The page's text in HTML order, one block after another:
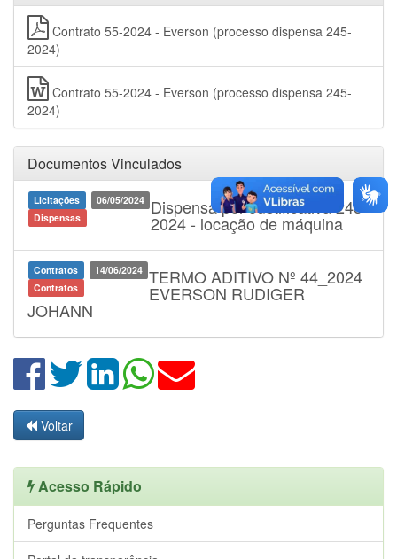
Contrato 55-2024 - Everson (processo dispensa 245-
2024)
Contrato 55-2024 - Everson (processo dispensa 245-
2024)
Documentos Vinculados
Licitações
06/05/2024
Dispensas
Dispensa por Justificativa 245-
2024 - locação de máquina
Contratos
14/06/2024
Contratos
TERMO ADITIVO Nº 44_2024
EVERSON RUDIGER
JOHANN
Voltar
Acesso Rápido
Perguntas Frequentes